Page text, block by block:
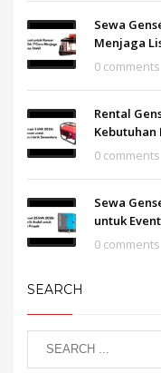
Sewa
Menjaga
0 comments
Rental
Kebutuhan
0 comments
Sewa
untuk
0 comments
SEARCH